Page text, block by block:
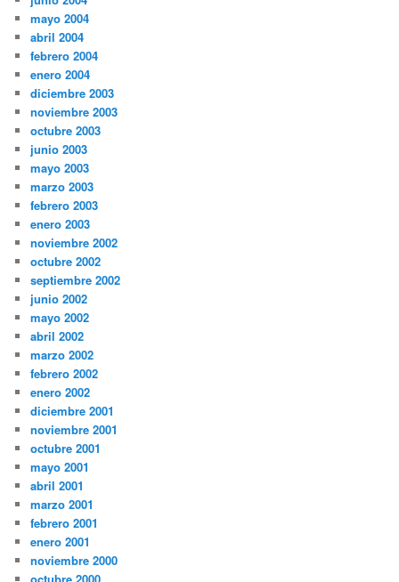
mayo 2004
abril 2004
febrero 2004
enero 2004
diciembre 2003
noviembre 2003
octubre 2003
junio 2003
mayo 2003
marzo 2003
febrero 2003
enero 2003
noviembre 2002
octubre 2002
septiembre 2002
junio 2002
mayo 2002
abril 2002
marzo 2002
febrero 2002
enero 2002
diciembre 2001
noviembre 2001
octubre 2001
mayo 2001
abril 2001
marzo 2001
febrero 2001
enero 2001
noviembre 2000
octubre 2000